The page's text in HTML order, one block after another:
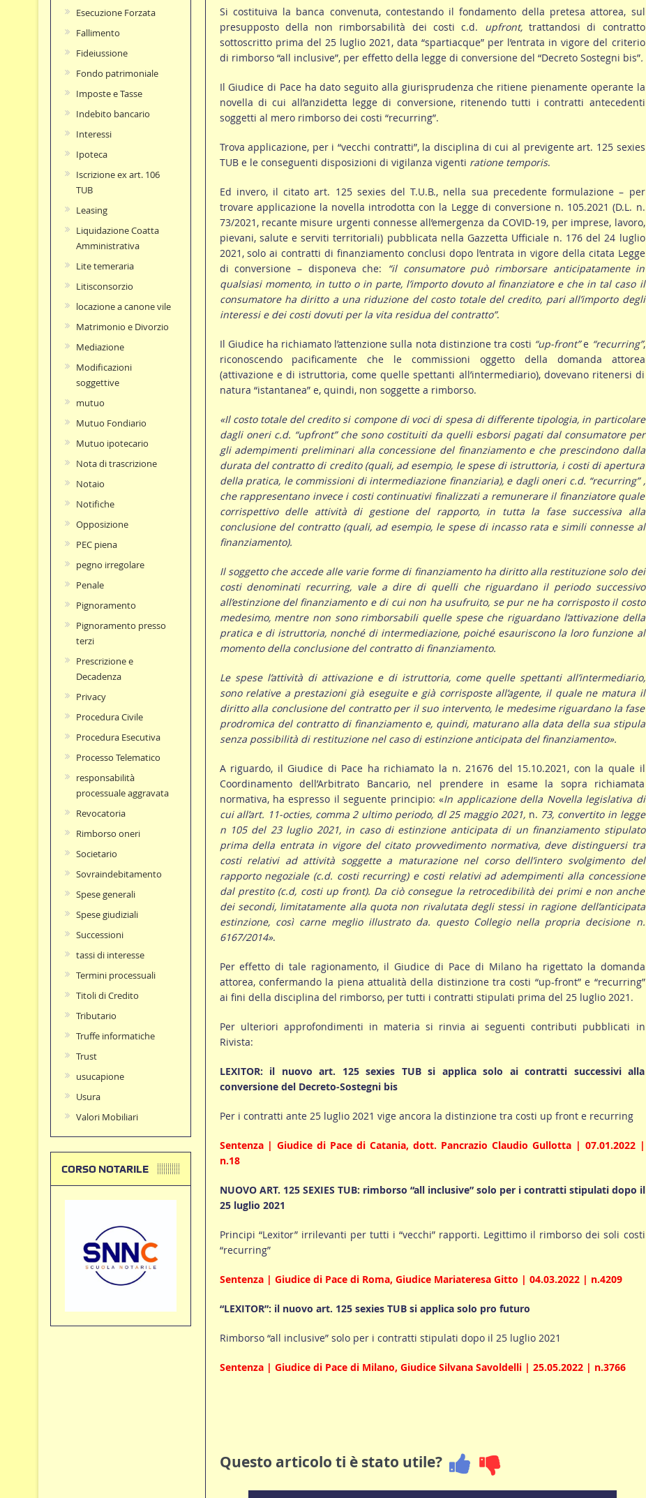
Si costituiva la banca convenuta, contestando il fondamento della pretesa attorea, sul
presupposto della non rimborsabilità dei costi c.d. upfront, trattandosi di contratto
sottoscritto prima del 25 luglio 2021, data “spartiacque” per l’entrata in vigore del criterio
di rimborso “all inclusive”, per effetto della legge di conversione del “Decreto Sostegni bis”.
Il Giudice di Pace ha dato seguito alla giurisprudenza che ritiene pienamente operante la
novella di cui all’anzidetta legge di conversione, ritenendo tutti i contratti antecedenti
soggetti al mero rimborso dei costi “recurring”.
Trova applicazione, per i “vecchi contratti”, la disciplina di cui al previgente art. 125 sexies
TUB e le conseguenti disposizioni di vigilanza vigenti ratione temporis.
Ed invero, il citato art. 125 sexies del T.U.B., nella sua precedente formulazione – per
trovare applicazione la novella introdotta con la Legge di conversione n. 105.2021 (D.L. n.
73/2021, recante misure urgenti connesse all’emergenza da COVID-19, per imprese, lavoro,
pievani, salute e serviti territoriali) pubblicata nella Gazzetta Ufficiale n. 176 del 24 luglio
2021, solo ai contratti di finanziamento conclusi dopo l’entrata in vigore della citata Legge
di conversione – disponeva che:
“il consumatore può rimborsare anticipatamente in
qualsiasi momento, in tutto o in parte, l’importo dovuto al finanziatore e che in tal caso il
consumatore ha diritto a una riduzione del costo totale del credito, pari all’importo degli
interessi e dei costidovuti per la vita residua del contratto”.
Il Giudice ha richiamato l’attenzione sulla nota distinzione tra costi “up-front”e “recurring”,
riconoscendo pacificamente che le commissioni oggetto della domanda attorea
(attivazione e di istruttoria, come quelle spettanti all’intermediario), dovevano ritenersi di
natura “istantanea” e, quindi, non soggette a rimborso.
«Il costo totale del credito si compone di voci di spesa di differente tipologia, in particolare
dagli oneri c.d. “upfront” che sono costituiti da quelli esborsi pagati dal consumatore per
gli adempimenti preliminari alla concessione del finanziamento e che prescindono dalla
durata del contratto di credito (quali, ad esempio, le spese di istruttoria, i costi di apertura
della pratica, le commissioni di intermediazione finanziaria), e dagli oneri c.d. “recurring” ,
che rappresentano invece i costi continuativi finalizzati a remunerare il finanziatore quale
corrispettivo delle attività di gestione del rapporto, in tutta la fase successiva alla
conclusione del contratto (quali, ad esempio, le spese di incasso rata e simili connesse al
finanziamento).
Il soggetto che accede alle varie forme di finanziamento ha diritto alla restituzione solo dei
costi denominati recurring, vale a dire di quelli che riguardano il periodo successivo
all’estinzione del finanziamento e di cui non ha usufruito, se pur ne ha corrisposto il costo
medesimo, mentre non sono rimborsabili quelle spese che riguardano l’attivazione della
pratica e di istruttoria, nonché di intermediazione, poiché esauriscono la loro funzione al
momento della conclusione del contratto di finanziamento.
Le spese l’attività di attivazione e di istruttoria, come quelle spettanti all’intermediario,
sono relative a prestazioni già eseguite e già corrisposte all’agente, il quale ne matura il
diritto alla conclusione del contratto per il suo intervento, le medesime riguardano la fase
prodromica del contratto di finanziamento e, quindi, maturano alla data della sua stipula
senza possibilità di restituzione nel caso di estinzione anticipata del finanziamento».
A riguardo, il Giudice di Pace ha richiamato la n. 21676 del 15.10.2021, con la quale il
Coordinamento dell’Arbitrato Bancario, nel prendere in esame la sopra richiamata
normativa, ha espresso il seguente principio: «In applicazione della Novella legislativa di
cui all’art. 11-octies, comma 2 ultimo periodo, dl 25 maggio 2021, n. 73, convertito in legge
n 105 del 23 luglio 2021, in caso di estinzione anticipata di un finanziamento stipulato
prima della entrata in vigore del citato provvedimento normativa, deve distinguersi tra
costi relativi ad attività soggette a maturazione nel corso dell’intero svolgimento del
rapporto negoziale (c.d. costi recurring) e costi relativi ad adempimenti alla concessione
dal prestito (c.d, costi up front). Da ciò consegue la retrocedibilità dei primi e non anche
dei secondi, limitatamente alla quota non rivalutata degli stessi in ragione dell’anticipata
estinzione, così carne meglio illustrato da. questo Collegio nella propria decisione n.
6167/2014».
Per effetto di tale ragionamento, il Giudice di Pace di Milano ha rigettato la domanda
attorea, confermando la piena attualità della distinzione tra costi “up-front” e “recurring”
ai fini della disciplina del rimborso, per tutti i contratti stipulati prima del 25 luglio 2021.
Per ulteriori approfondimenti in materia si rinvia ai seguenti contributi pubblicati in
Rivista:
LEXITOR: il nuovo art. 125 sexies TUB si applica solo ai contratti successivi alla
conversione del Decreto-Sostegni bis
Per i contratti ante 25 luglio 2021 vige ancora la distinzione tra costi up front e recurring
Sentenza | Giudice di Pace di Catania, dott. Pancrazio Claudio Gullotta | 07.01.2022 |
n.18
NUOVO ART. 125 SEXIES TUB: rimborso “all inclusive” solo per i contratti stipulati dopo il
25 luglio 2021
Principi “Lexitor” irrilevanti per tutti i “vecchi” rapporti. Legittimo il rimborso dei soli costi
“recurring”
Sentenza | Giudice di Pace di Roma, Giudice Mariateresa Gitto | 04.03.2022 | n.4209
“LEXITOR”: il nuovo art. 125 sexies TUB si applica solo pro futuro
Rimborso “all inclusive” solo per i contratti stipulati dopo il 25 luglio 2021
Sentenza | Giudice di Pace di Milano, Giudice Silvana Savoldelli | 25.05.2022 | n.3766
Questo articolo ti è stato utile?
Esecuzione Forzata
Fallimento
Fideiussione
Fondo patrimoniale
Imposte e Tasse
Indebito bancario
Interessi
Ipoteca
Iscrizione ex art. 106
TUB
Leasing
Liquidazione Coatta
Amministrativa
Lite temeraria
Litisconsorzio
locazione a canone vile
Matrimonio e Divorzio
Mediazione
Modificazioni
soggettive
mutuo
Mutuo Fondiario
Mutuo ipotecario
Nota di trascrizione
Notaio
Notifiche
Opposizione
PEC piena
pegno irregolare
Penale
Pignoramento
Pignoramento presso
terzi
Prescrizione e
Decadenza
Privacy
Procedura Civile
Procedura Esecutiva
Processo Telematico
responsabilità
processuale aggravata
Revocatoria
Rimborso oneri
Societario
Sovraindebitamento
Spese generali
Spese giudiziali
Successioni
tassi di interesse
Termini processuali
Titoli di Credito
Tributario
Truffe informatiche
Trust
usucapione
Usura
Valori Mobiliari
CORSO NOTARILE